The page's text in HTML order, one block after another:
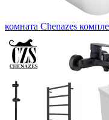
комната Chenazes